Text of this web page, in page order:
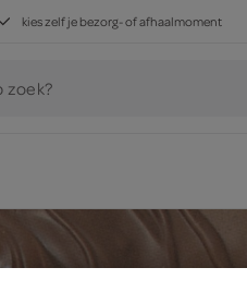
kies zelf je bezorg- of afhaalmoment
zoek?